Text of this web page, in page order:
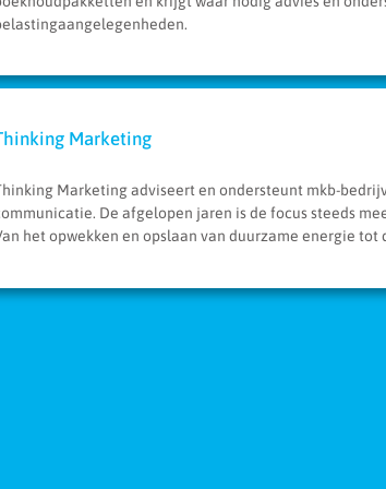
Marketing
Marketing adviseert en ondersteunt mkb-
De afgelopen jaren is de focus steeds
het opwekken en opslaan van duurzame energie tot